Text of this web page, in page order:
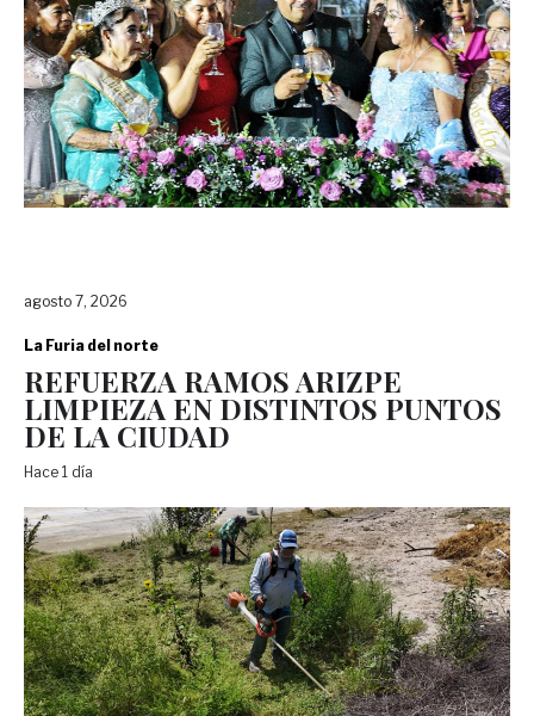
agosto 7, 2026
La Furia del norte
REFUERZA RAMOS ARIZPE
LIMPIEZA EN DISTINTOS PUNTOS
DE LA CIUDAD
Hace 1 día